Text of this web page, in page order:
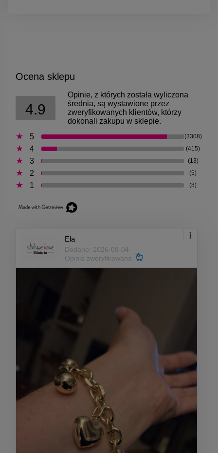
Ocena sklepu
4.9
Opinie, z których została wyliczona
średnia, są wystawione przez
zweryfikowanych klientów, którzy
dokonali zakupu w sklepie.
5
(3308)
4 (415)
3 (13)
2 (5)
1 (8)
Ela
Dodano: 2026-08-04
Opinia zweryfikowana